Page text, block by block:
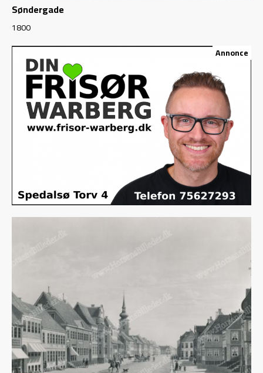
Søndergade
1800
Annonce